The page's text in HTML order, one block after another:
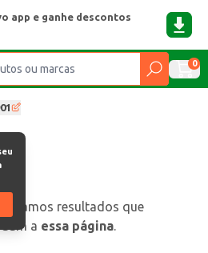
app e ganhe descontos
0
resultados que
a essa página.